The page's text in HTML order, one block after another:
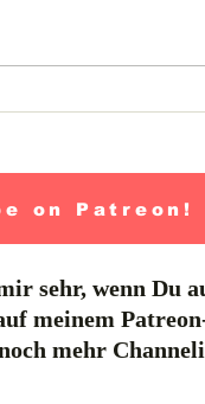
so viel
on Patreon!
sehr, wenn Du
meinem
mehr